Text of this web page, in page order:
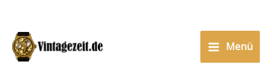
springen
Menü